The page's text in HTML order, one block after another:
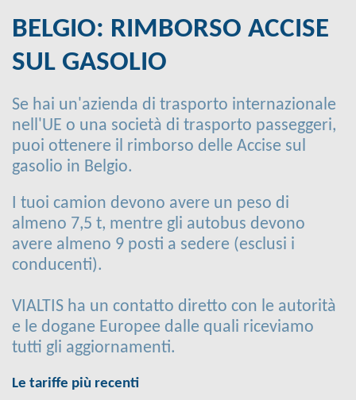
BELGIO: RIMBORSO ACCISE
SUL GASOLIO
Se hai un'azienda di trasporto internazionale
nell'UE o una società di trasporto passeggeri,
puoi ottenere il rimborso delle Accise sul
gasolio in Belgio.
I tuoi camion devono avere un peso di
almeno 7,5 t, mentre gli autobus devono
avere almeno 9 posti a sedere (esclusi i
conducenti).
VIALTIS ha un contatto diretto con le autorità
e le dogane Europee dalle quali riceviamo
tutti gli aggiornamenti.
Le tariffe più recenti